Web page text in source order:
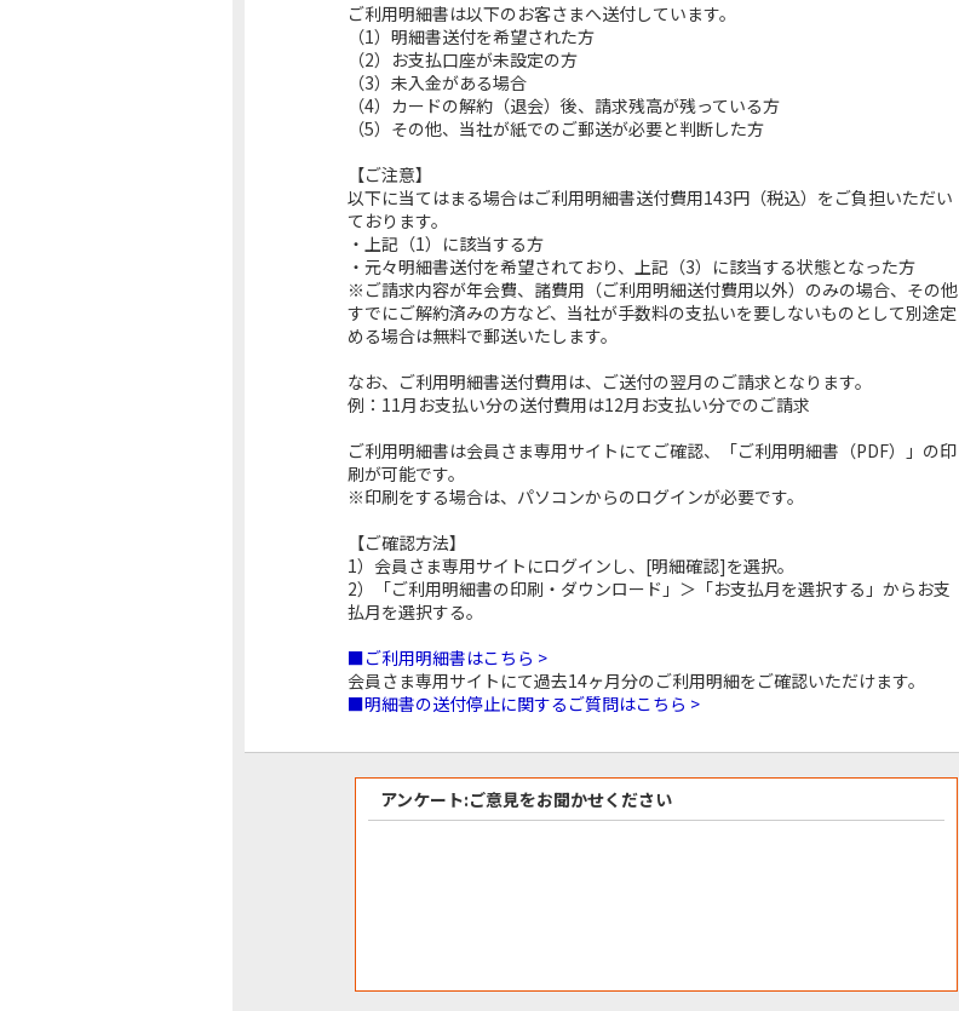
ご利用明細書は以下のお客さまへ送付しています。
（1）明細書送付を希望された方
（2）お支払口座が未設定の方
（3）未入金がある場合
（4）カードの解約（退会）後、請求残高が残っている方
（5）その他、当社が紙でのご郵送が必要と判断した方
【ご注意】
以下に当てはまる場合はご利用明細書送付費用143円（税込）をご負担いただい
ております。
・上記（1）に該当する方
・元々明細書送付を希望されており、上記（3）に該当する状態となった方
※ご請求内容が年会費、諸費用（ご利用明細送付費用以外）のみの場合、その他
すでにご解約済みの方など、当社が手数料の支払いを要しないものとして別途定
める場合は無料で郵送いたします。
なお、ご利用明細書送付費用は、ご送付の翌月のご請求となります。
例：11月お支払い分の送付費用は12月お支払い分でのご請求
ご利用明細書は会員さま専用サイトにてご確認、「ご利用明細書（PDF）」の印
刷が可能です。
※印刷をする場合は、パソコンからのログインが必要です。
【ご確認方法】
1）会員さま専用サイトにログインし、[明細確認]を選択。
2）「ご利用明細書の印刷・ダウンロード」＞「お支払月を選択する」からお支
払月を選択する。
■ご利用明細書はこちら >
会員さま専用サイトにて過去14ヶ月分のご利用明細をご確認いただけます。
■明細書の送付停止に関するご質問はこちら >
アンケート:ご意見をお聞かせください